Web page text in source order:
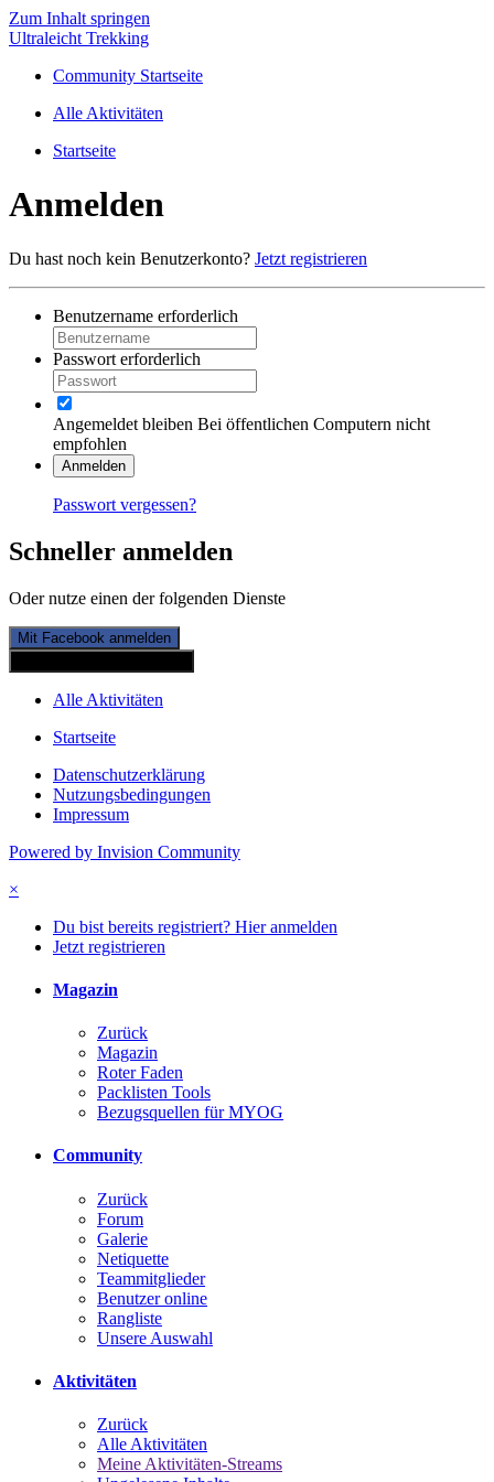
Zum Inhalt springen
Ultraleicht Trekking
Community Startseite
Alle Aktivitäten
Startseite
Anmelden
Du hast noch kein Benutzerkonto? Jetzt registrieren
Benutzername erforderlich
Passwort erforderlich
Angemeldet bleiben Bei öffentlichen Computern nicht
empfohlen
Anmelden
Passwort vergessen?
Schneller anmelden
Oder nutze einen der folgenden Dienste
Mit Facebook anmelden
Alle Aktivitäten
Startseite
Datenschutzerklärung
Nutzungsbedingungen
Impressum
Powered by Invision Community
×
Du bist bereits registriert? Hier anmelden
Jetzt registrieren
Magazin
Zurück
Magazin
Roter Faden
Packlisten Tools
Bezugsquellen für MYOG
Community
Zurück
Forum
Galerie
Netiquette
Teammitglieder
Benutzer online
Rangliste
Unsere Auswahl
Aktivitäten
Zurück
Alle Aktivitäten
Meine Aktivitäten-Streams